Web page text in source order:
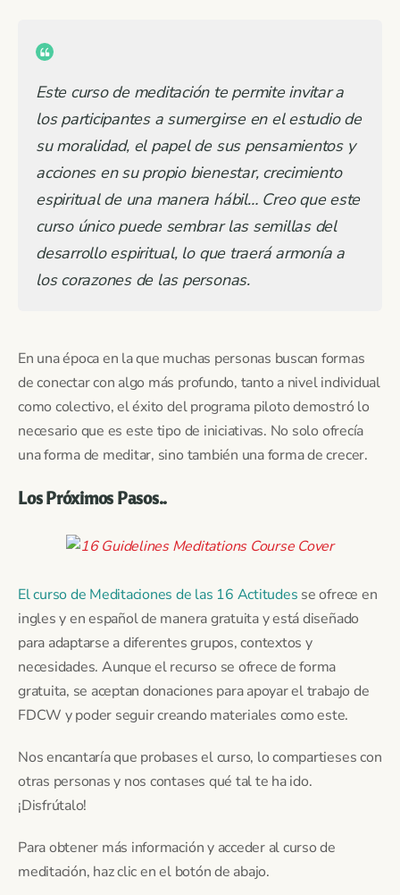
Este curso de meditación te permite invitar a
los participantes a sumergirse en el estudio de
su moralidad, el papel de sus pensamientos y
acciones en su propio bienestar, crecimiento
espiritualde una manera hábil… Creo que este
curso único puede sembrar las semillas del
desarrollo espiritual, lo que traerá armonía a
los corazones de las personas.
En una época en la que muchas personas buscan formas
de conectar con algo más profundo, tanto a nivel individual
como colectivo, el éxito del programa piloto demostró lo
necesario que es este tipo de iniciativas. No solo ofrecía
una forma de meditar, sino también una forma de crecer.
Los Próximos Pasos..
El curso de Meditaciones de las 16 Actitudes se ofrece en
ingles y en español de manera gratuita y está diseñado
para adaptarse a diferentes grupos, contextos y
necesidades. Aunque el recurso se ofrece de forma
gratuita, se aceptan donaciones para apoyar el trabajo de
FDCW y poder seguir creando materiales como este.
Nos encantaría que probases el curso, lo compartieses con
otras personas y nos contases qué tal te ha ido.
¡Disfrútalo!
Para obtener más información y acceder al curso de
meditación, haz clic en el botón de abajo.